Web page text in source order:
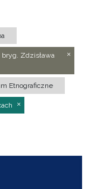
Zdzisława
Etnograficzne